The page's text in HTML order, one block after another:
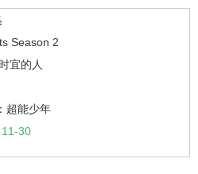
Season 2
宜的人
超能少年
11-30